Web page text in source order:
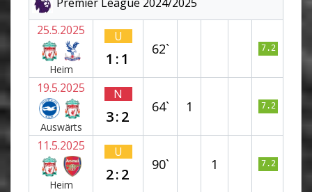
25.5.2025
Heim
U
1:1
62` 7.2
19.5.2025
Auswärts
N
3:2
64` 1 7.2
11.5.2025
Heim
U
2:2
90` 1 7.2